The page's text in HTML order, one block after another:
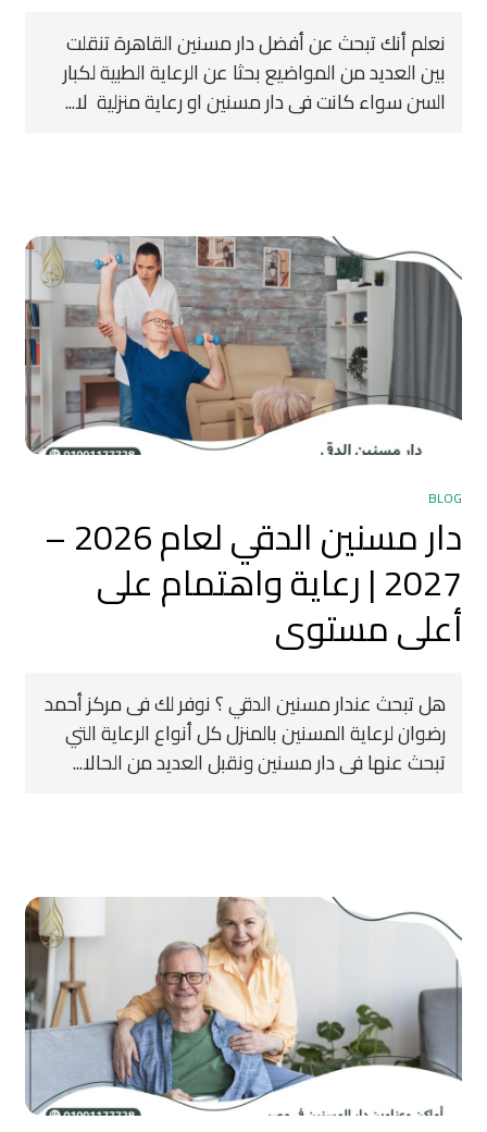
نعلم أنك تبحث عن أفضل دار مسنين القاهرة تنقلت
بين العديد من المواضيع بحثا عن الرعاية الطبية لكبار
السن سواء كانت فى دار مسنين او رعاية منزلية لا...
BLOG
دار مسنين الدقي لعام 2026 –
2027 | رعاية واهتمام على
أعلى مستوى
هل تبحث عندار مسنين الدقي ؟ نوفر لك فى مركز أحمد
رضوان لرعاية المسنين بالمنزل كل أنواع الرعاية التي
تبحث عنها فى دار مسنين ونقبل العديد من الحالا...